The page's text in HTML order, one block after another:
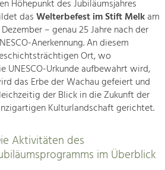
Höhepunkt des Jubiläumsjahres
dasWelterbefest im Stift Melkam
Dezember – genau 25 Jahre nach der
Anerkennung. An diesem
Ort, wo
UNESCO-Urkunde aufbewahrt wird,
das Erbe der Wachau gefeiert und
der Blick in die Zukunft der
Kulturlandschaft gerichtet.
Aktivitäten des
im Überblick